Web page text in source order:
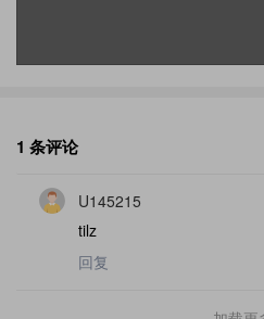
1 条评论
U145215
tilz
回复